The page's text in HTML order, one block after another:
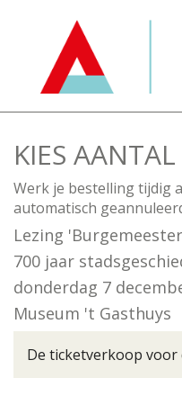
KIES
Werk je bestelling tijdig
automatisch
Lezing
700 jaar
donderdag 7
Museum 't Gasthuys
De ticketverkoop voor